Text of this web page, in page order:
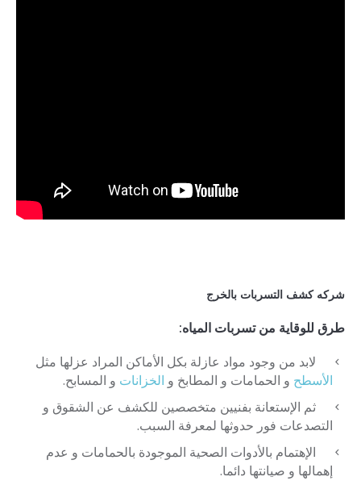
شركه كشف التسربات بالخرج
طرق للوقاية من تسربات المياه:
لابد من وجود مواد عازلة بكل الأماكن المراد عزلها مثل
الأسطح و الحمامات و المطابخ و الخزانات و المسابح.
ثم الإستعانة بفنيين متخصصين للكشف عن الشقوق و
التصدعات فور حدوثها لمعرفة السبب.
الإهتمام بالأدوات الصحية الموجودة بالحمامات و عدم
إهمالها و صيانتها دائما.